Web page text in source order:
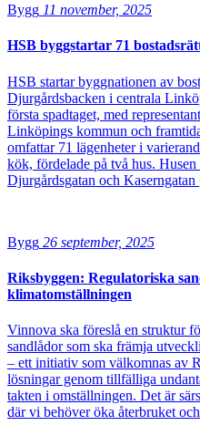
Bygg 11 november, 2025
HSB byggstartar 71
HSB startar byggnationen av
Djurgårdsbacken i centrala
första spadtaget, med
Linköpings kommun och
omfattar 71 lägenheter i
kök, fördelade på två hus.
Djurgårdsgatan och
Bygg 26 september, 2025
Riksbyggen: Regulatoriska
klimatomställningen
Vinnova ska föreslå en struktur
sandlådor som ska främja
– ett initiativ som välkomnas av
lösningar genom tillfälliga
takten i omställningen. Det är
där vi behöver öka återbruket